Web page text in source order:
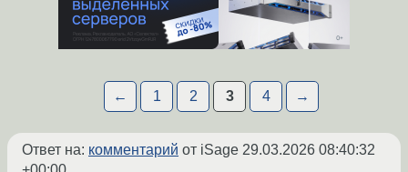
← 1 2 3 4 →
Ответ на: комментарий от iSage 29.03.2026 08:40:32